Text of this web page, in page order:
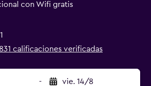
con Wifi gratis
831 calificaciones verificadas
- vie. 14/8